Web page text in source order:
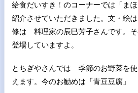
給食だいすき！のコーナーでは「ま
紹介させていただきました。文・絵
修は 料理家の辰巳芳子さんです。
登場していますよ。
とちぎやさんでは 季節のお野菜を
えます。今のお勧めは「青豆豆腐」